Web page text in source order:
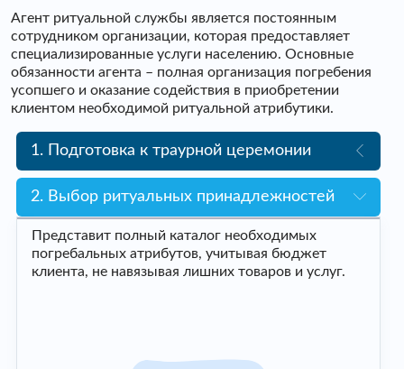
Агент ритуальной службы является постоянным
сотрудником организации, которая предоставляет
специализированные услуги населению. Основные
обязанности агента – полная организация погребения
усопшего и оказание содействия в приобретении
клиентом необходимой ритуальной атрибутики.
1. Подготовка к траурной церемонии
2. Выбор ритуальных принадлежностей
Представит полный каталог необходимых
погребальных атрибутов, учитывая бюджет
клиента, не навязывая лишних товаров и услуг.